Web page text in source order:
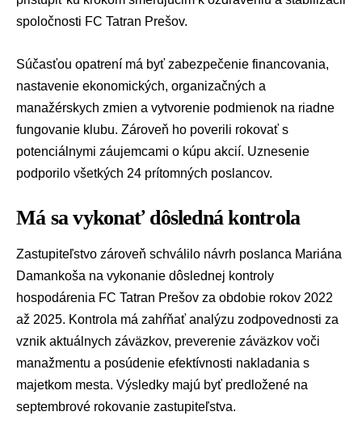
spoločnosti FC Tatran Prešov.
Súčasťou opatrení má byť zabezpečenie financovania,
nastavenie ekonomických, organizačných a
manažérskych zmien a vytvorenie podmienok na riadne
fungovanie klubu. Zároveň ho poverili rokovať s
potenciálnymi záujemcami o kúpu akcií. Uznesenie
podporilo všetkých 24 prítomných poslancov.
Má sa vykonať dôsledná kontrola
Zastupiteľstvo zároveň schválilo návrh poslanca Mariána
Damankoša na vykonanie dôslednej kontroly
hospodárenia FC Tatran Prešov za obdobie rokov 2022
až 2025. Kontrola má zahŕňať analýzu zodpovednosti za
vznik aktuálnych záväzkov, preverenie záväzkov voči
manažmentu a posúdenie efektívnosti nakladania s
majetkom mesta. Výsledky majú byť predložené na
septembrové rokovanie zastupiteľstva.